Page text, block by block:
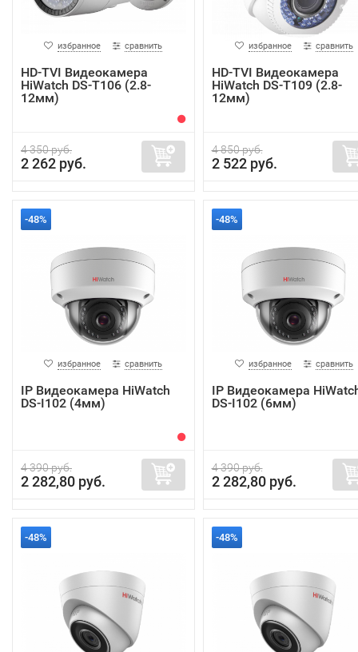
избранное сравнить
HD-TVI Видеокамера
HiWatch DS-T106 (2.8-
12мм)
4 350 руб.
2 262 руб.
избранное сравнить
HD-TVI Видеокамера
HiWatch DS-T109 (2.8-
12мм)
4 850 руб.
2 522 руб.
-48%
избранное сравнить
IP Видеокамера HiWatch
DS-I102 (4мм)
4 390 руб.
2 282,80 руб.
-48%
избранное сравнить
IP Видеокамера
DS-I102 (6мм)
4 390 руб.
2 282,80 руб.
-48% -48%